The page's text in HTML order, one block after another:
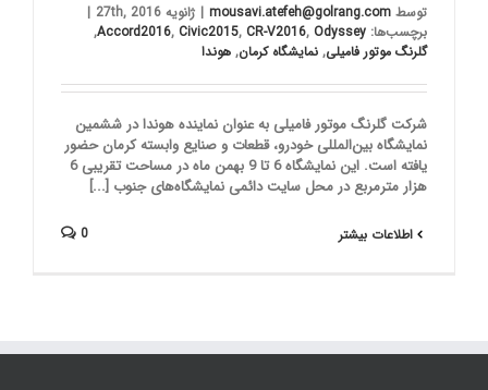
توسط mousavi.atefeh@golrang.com
| ژانویه 27th, 2016
|
برچسب‌ها:
Accord2016, Civic2015, CR-V2016, Odyssey
,
گلرنگ موتور فامیلی, نمایشگاه کرمان, هوندا
شرکت گلرنگ موتور فامیلی به عنوان نماینده هوندا در ششمین
نمایشگاه بین‌المللی خودرو، قطعات و صنایع وابسته کرمان حضور
یافته است. این نمایشگاه 6 تا 9 بهمن ماه در مساحت تقریبی 6
هزار مترمربع در محل سایت دائمی نمایشگاه‌های جنوب [...]
اطلاعات بیشتر 0